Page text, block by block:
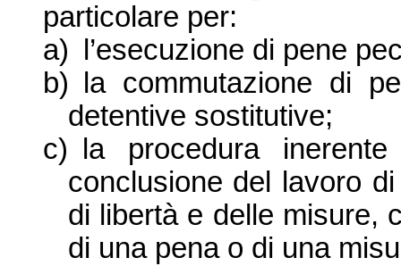
particolare per:
a)
l’esecuzione di pene
b)
la commutazione di
detentive sostitutive;
c)
la procedura
conclusione del lavoro
di libertà e delle misure,
di una pena o di una